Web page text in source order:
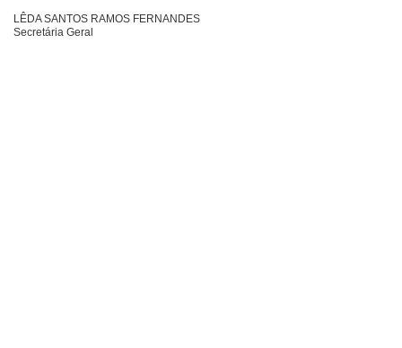
LÊDA SANTOS RAMOS FERNANDES
Secretária Geral